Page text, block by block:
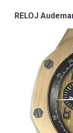
RELOJ